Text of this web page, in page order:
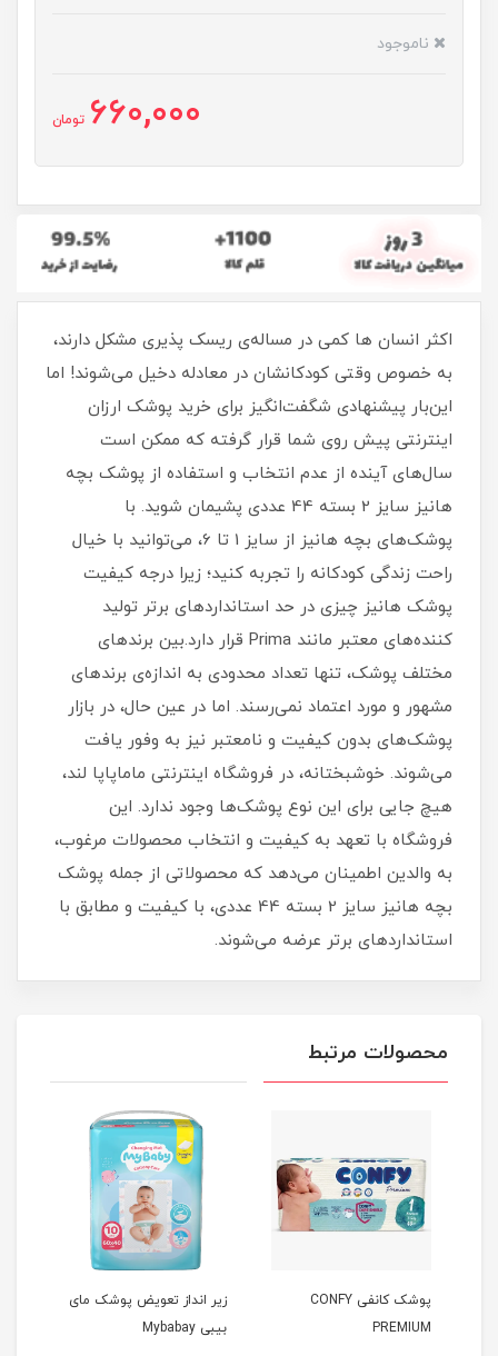
ناموجود
660,000 تومان
اکثر انسان ها کمی در مساله‌ی ریسک پذیری مشکل دارند،
به خصوص وقتی کودکانشان در معادله دخیل می‌شوند! اما
این‌بار پیشنهادی شگفت‌انگیز برای خرید پوشک ارزان
اینترنتی پیش روی شما قرار گرفته که ممکن است
سال‌های آینده از عدم انتخاب و استفاده از پوشک بچه
هانیز سایز 2 بسته 44 عددی پشیمان شوید. با
پوشک‌های بچه هانیز از سایز 1 تا 6، می‌توانید با خیال
راحت زندگی کودکانه را تجربه کنید؛ زیرا درجه کیفیت
پوشک هانیز چیزی در حد استانداردهای برتر تولید
کننده‌های معتبر مانند Prima قرار دارد.بین برندهای
مختلف پوشک، تنها تعداد محدودی به اندازه‌ی برندهای
مشهور و مورد اعتماد نمی‌رسند. اما در عین حال، در بازار
پوشک‌های بدون کیفیت و نامعتبر نیز به وفور یافت
می‌شوند. خوشبختانه، در فروشگاه اینترنتی ماماپاپا لند،
هیچ جایی برای این نوع پوشک‌ها وجود ندارد. این
فروشگاه با تعهد به کیفیت و انتخاب محصولات مرغوب،
به والدین اطمینان می‌دهد که محصولاتی از جمله پوشک
بچه هانیز سایز 2 بسته 44 عددی، با کیفیت و مطابق با
استانداردهای برتر عرضه می‌شوند.
محصولات مرتبط
پوشک کانفی CONFY
PREMIUM
زیر انداز تعویض پوشک مای
بیبی Mybabay